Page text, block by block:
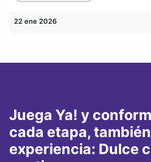
22 ene 2026
Juega Ya! y
cada etapa,
experiencia: Dulce